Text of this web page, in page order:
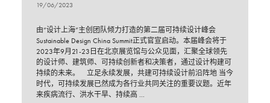
19/06/2023
由“设计上海”主创团队倾力打造的第二届可持续设计峰会
Sustainable Design China Summit正式官宣启动。本届峰会将于
2023年9月21-23日在北京展览馆与公众见面，汇聚全球领先
的设计师、建筑师、可持续创新者和决策者，通过设计构建可
持续的未来。 立足永续发展，共建可持续设计前沿阵地 当今
时代，可持续发展已然成为各行业共同关注的重要议题。近年
来疾病流行、洪水干旱、持续高 ...